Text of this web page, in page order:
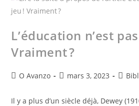
L’éducation n’est
Vraiment ?
O Avanzo mars 3, 2023
Il y a plus d’un siècle déjà, Dewey